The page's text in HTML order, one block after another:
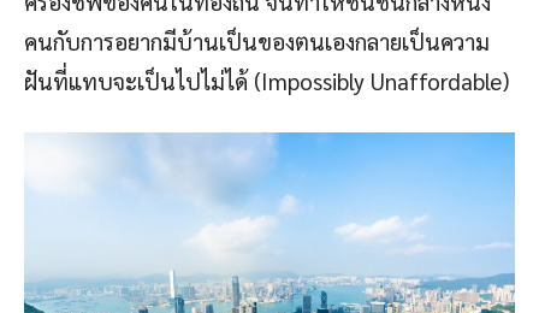
คนกับการอยากมีบ้านเป็นของตนเองกลายเป็นความ
ฝันที่แทบจะเป็นไปไม่ได้ (Impossibly Unaffordable)